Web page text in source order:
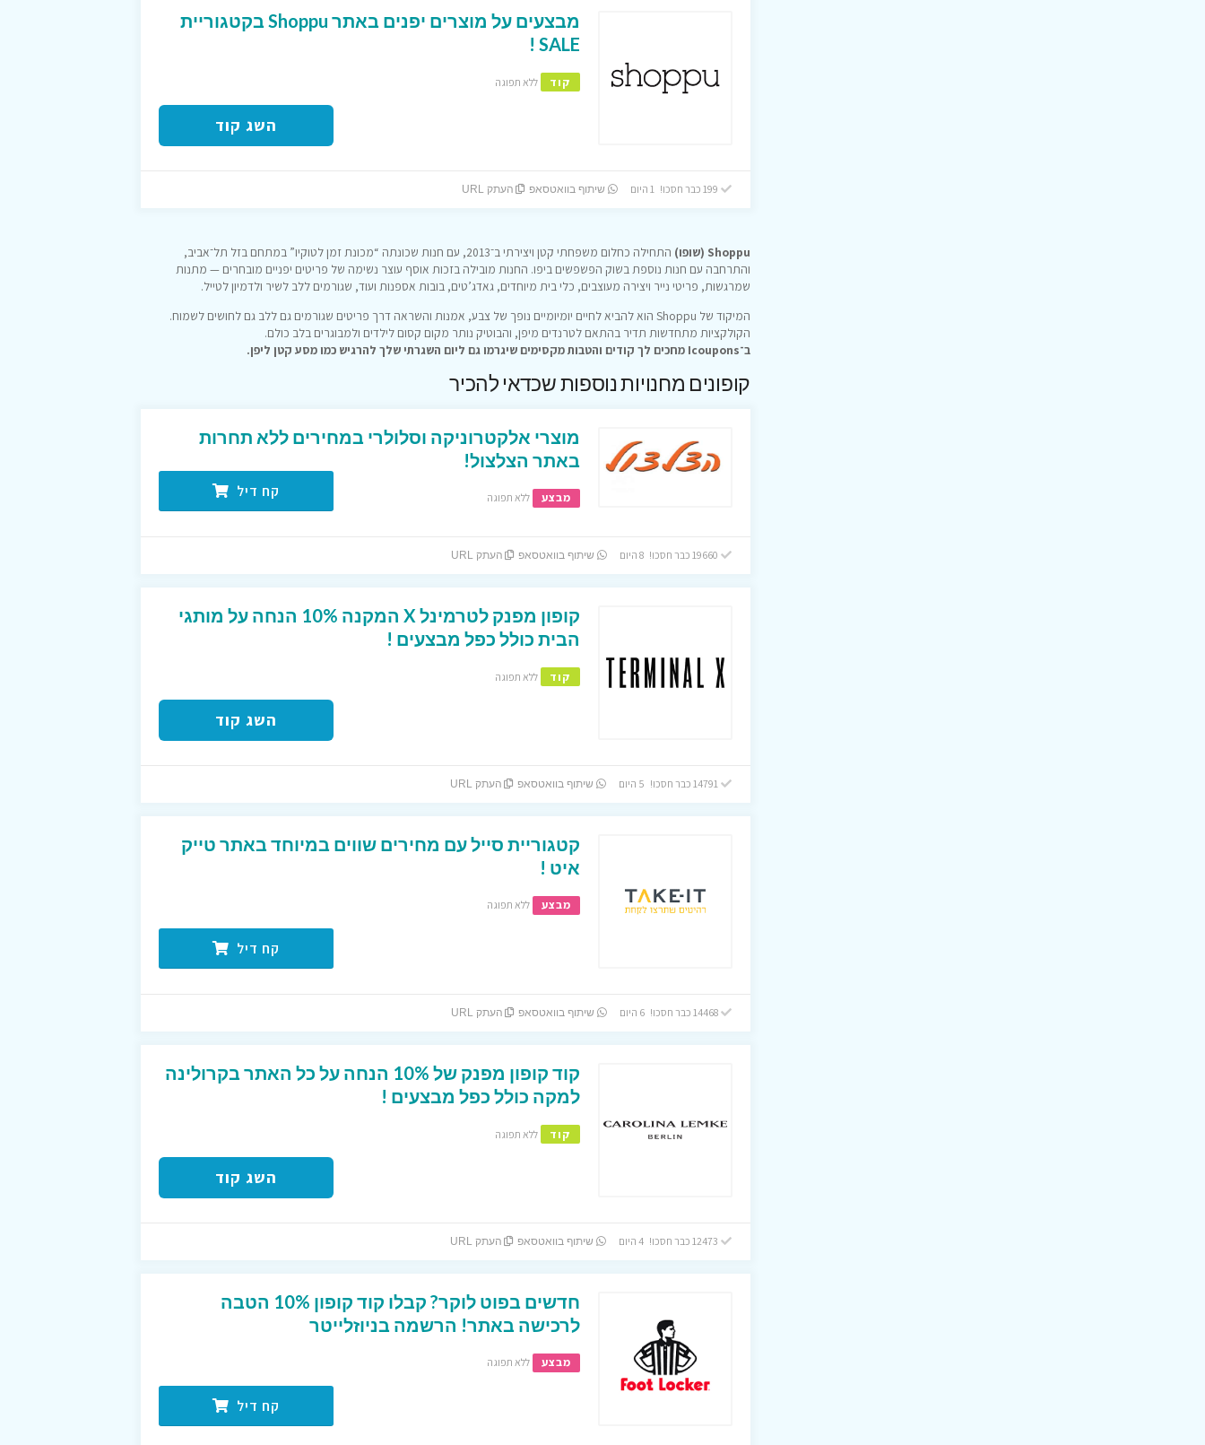
מבצעים על מוצרים יפנים באתר Shoppu בקטגוריית
SALE !
קוד ללא תפוגה
השג קוד
שיתוף בוואטסאפ העתק URL
Shoppu (שופו)
התחילה כחלום משפחתי קטן ויצירתי ב־2013, עם חנות שכונתה “מכונת זמן לטוקיו” במתחם בזל תל־אביב,
והתרחבה עם חנות נוספת בשוק הפשפשים ביפו. החנות מובילה בזכות אוסף עוצר נשימה של פריטים יפניים מובחרים — מתנות
שמרגשות, פריטי נייר ויצירה מעוצבים, כלי בית מיוחדים, גאדג’טים, בובות אספנות ועוד, שגורמים ללב לשיר ולדמיון לטייל.
המיקוד של Shoppu הוא להביא לחיים יומיומיים נופך של צבע, אמנות והשראה דרך פריטים שגורמים גם ללב גם לחושים לשמוח.
הקולקציות מתחדשות תדיר בהתאם לטרנדים מיפן, והבוטיק נותר מקום קסום לילדים ולמבוגרים בלב כולם.
ב־Icoupons מחכים לך קודים והטבות מקסימים שיגרמו גם ליום השגרתי שלך להרגיש כמו מסע קטן ליפן.
קופונים מחנויות נוספות שכדאי להכיר
מוצרי אלקטרוניקה וסלולרי במחירים ללא תחרות
באתר הצלצול!
מבצע ללא תפוגה קח דיל
שיתוף בוואטסאפ העתק URL
קופון מפנק לטרמינל X המקנה 10% הנחה על מותגי
הבית כולל כפל מבצעים !
קוד ללא תפוגה
השג קוד
14791 כבר חסכו! 5 היום שיתוף בוואטסאפ העתק URL
קטגוריית סייל עם מחירים שווים במיוחד באתר טייק
איט !
מבצע ללא תפוגה
קח דיל
14468 כבר חסכו! 6 היום שיתוף בוואטסאפ העתק URL
קוד קופון מפנק של 10% הנחה על כל האתר בקרולינה
למקה כולל כפל מבצעים !
קוד ללא תפוגה
השג קוד
שיתוף בוואטסאפ העתק URL
חדשים בפוט לוקר? קבלו קוד קופון 10% הטבה
לרכישה באתר! הרשמה בניוזלייטר
מבצע ללא תפוגה
קח דיל